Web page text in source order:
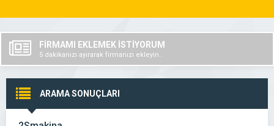
FİRMAMI EKLEMEK İSTİYORUM
5 dakikanızı ayırarak firmanızı ekleyin..
ARAMA SONUÇLARI